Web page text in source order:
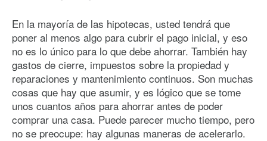
En la mayoría de las hipotecas, usted tendrá que
poner al menos algo para cubrir el pago inicial, y eso
no es lo único para lo que debe ahorrar. También hay
gastos de cierre, impuestos sobre la propiedad y
reparaciones y mantenimiento continuos. Son muchas
cosas que hay que asumir, y es lógico que se tome
unos cuantos años para ahorrar antes de poder
comprar una casa. Puede parecer mucho tiempo, pero
no se preocupe: hay algunas maneras de acelerarlo.